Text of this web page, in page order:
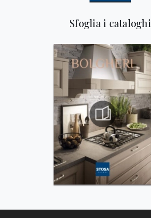
Sfoglia i cataloghi